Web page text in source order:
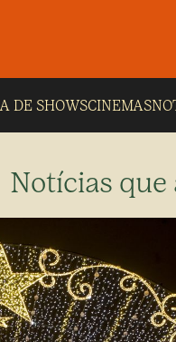
DE SHOWSCINEMAS
Notícias que